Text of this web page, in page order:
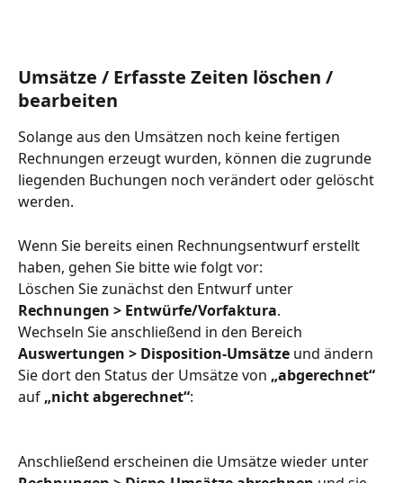
Umsätze / Erfasste Zeiten löschen /
bearbeiten
Solange aus den Umsätzen noch keine fertigen
Rechnungen erzeugt wurden, können die zugrunde
liegenden Buchungen noch verändert oder gelöscht
werden.
Wenn Sie bereits einen Rechnungsentwurf erstellt
haben, gehen Sie bitte wie folgt vor:
Löschen Sie zunächst den Entwurf unter
Rechnungen > Entwürfe/Vorfaktura.
Wechseln Sie anschließend in den Bereich
Auswertungen > Disposition-Umsätze und ändern
Sie dort den Status der Umsätze von „abgerechnet“
auf „nicht abgerechnet“:
Anschließend erscheinen die Umsätze wieder unter